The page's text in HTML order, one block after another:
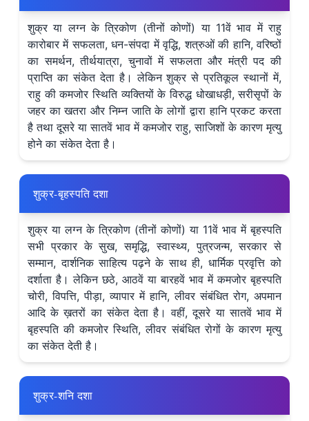
शुक्र या लग्न के त्रिकोण (तीनों कोणों) या 11वें भाव में राहु
कारोबार में सफलता, धन-संपदा में वृद्धि, शत्रुओं की हानि, वरिष्ठों
का समर्थन, तीर्थयात्रा, चुनावों में सफलता और मंत्री पद की
प्राप्ति का संकेत देता है। लेकिन शुक्र से प्रतिकूल स्थानों में,
राहु की कमजोर स्थिति व्यक्तियों के विरुद्ध धोखाधड़ी, सरीसृपों के
जहर का खतरा और निम्न जाति के लोगों द्वारा हानि प्रकट करता
है तथा दूसरे या सातवें भाव में कमजोर राहु, साजिशों के कारण मृत्यु
होने का संकेत देता है।
शुक्र-बृहस्पति दशा
शुक्र या लग्न के त्रिकोण (तीनों कोणों) या 11वें भाव में बृहस्पति
सभी प्रकार के सुख, समृद्धि, स्वास्थ्य, पुत्रजन्म, सरकार से
सम्मान, दार्शनिक साहित्य पढ़ने के साथ ही, धार्मिक प्रवृत्ति को
दर्शाता है। लेकिन छठे, आठवें या बारहवें भाव में कमजोर बृहस्पति
चोरी, विपत्ति, पीड़ा, व्यापार में हानि, लीवर संबंधित रोग, अपमान
आदि के ख़तरों का संकेत देता है। वहीं, दूसरे या सातवें भाव में
बृहस्पति की कमजोर स्थिति, लीवर संबंधित रोगों के कारण मृत्यु
का संकेत देती है।
शुक्र-शनि दशा